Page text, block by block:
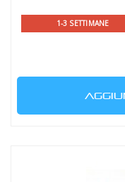
1-3 SETTIMANE